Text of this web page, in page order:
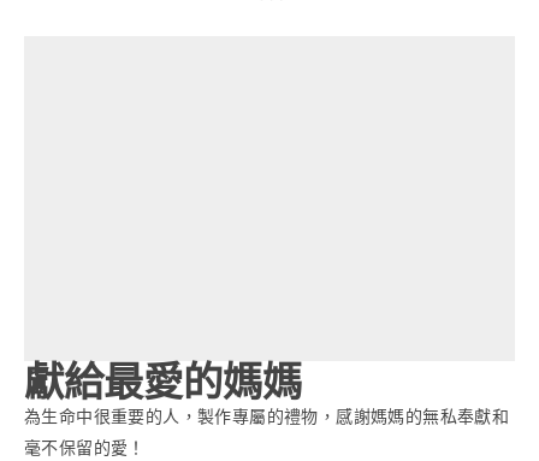
獻給最愛的媽媽
為生命中很重要的人，製作專屬的禮物，感謝媽媽的無私奉獻和
毫不保留的愛！